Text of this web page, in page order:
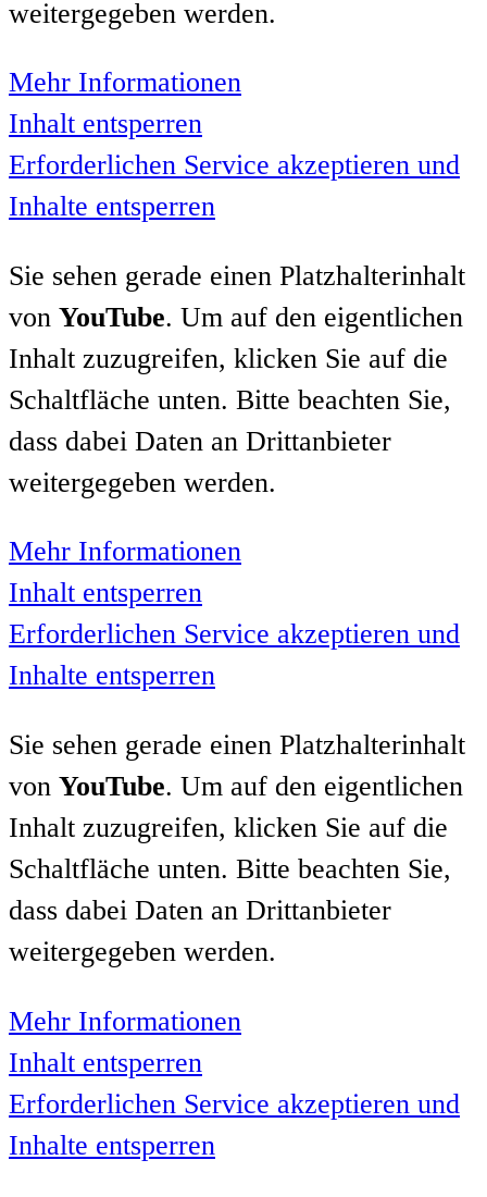
weitergegeben werden.
Mehr Informationen
Inhalt entsperren
Erforderlichen Service akzeptieren und
Inhalte entsperren
Sie sehen gerade einen Platzhalterinhalt
von YouTube. Um auf den eigentlichen
Inhalt zuzugreifen, klicken Sie auf die
Schaltfläche unten. Bitte beachten Sie,
dass dabei Daten an Drittanbieter
weitergegeben werden.
Mehr Informationen
Inhalt entsperren
Erforderlichen Service akzeptieren und
Inhalte entsperren
Sie sehen gerade einen Platzhalterinhalt
von YouTube. Um auf den eigentlichen
Inhalt zuzugreifen, klicken Sie auf die
Schaltfläche unten. Bitte beachten Sie,
dass dabei Daten an Drittanbieter
weitergegeben werden.
Mehr Informationen
Inhalt entsperren
Erforderlichen Service akzeptieren und
Inhalte entsperren